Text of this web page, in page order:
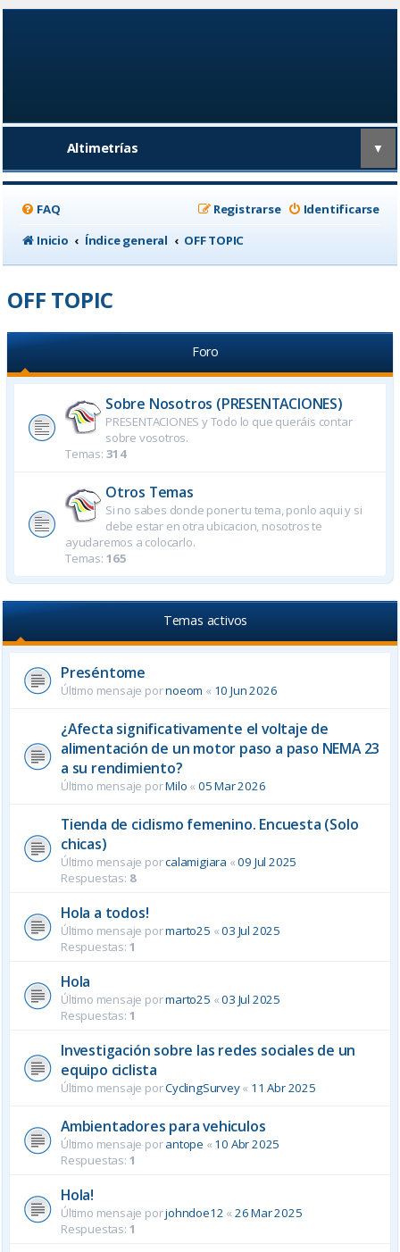
Altimetrías ▼
FAQ Identificarse
Registrarse
Inicio
Índice general OFF TOPIC
OFF TOPIC
Foro
Sobre Nosotros (PRESENTACIONES)
PRESENTACIONES y Todo lo que queráis contar
sobre vosotros.
Temas: 314
Otros Temas
Si no sabes donde poner tu tema, ponlo aqui y si
debe estar en otra ubicacion, nosotros te
ayudaremos a colocarlo.
Temas: 165
Temas activos
Preséntome
Último mensaje pornoeom « 10 Jun 2026
¿Afecta significativamente el voltaje de
alimentación de un motor paso a paso NEMA 23
a su rendimiento?
Último mensaje porMilo « 05 Mar 2026
Tienda de ciclismo femenino. Encuesta (Solo
chicas)
Último mensaje porcalamigiara «09 Jul 2025
Respuestas: 8
Hola a todos!
Último mensaje pormarto25 «03 Jul 2025
Respuestas: 1
Hola
Último mensaje pormarto25 «03 Jul 2025
Respuestas: 1
Investigación sobre las redes sociales de un
equipo ciclista
Último mensaje porCyclingSurvey« 11 Abr 2025
Ambientadores para vehiculos
Último mensaje porantope « 10 Abr 2025
Respuestas: 1
Hola!
Último mensaje porjohndoe12 « 26 Mar 2025
Respuestas: 1